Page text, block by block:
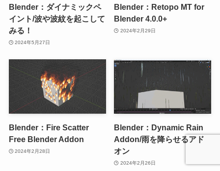
Blender：ダイナミックペ
イント/波や波紋を起こして
みる！
2024年5月27日
Blender：Retopo MT for
Blender 4.0.0+
2024年2月29日
Blender：Fire Scatter
Free Blender Addon
2024年2月28日
Blender：Dynamic Rain
Addon/雨を降らせるアド
オン
2024年2月26日